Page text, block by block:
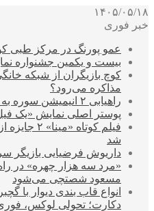
۱۴۰۵/۰۵/۱۸
خبر فوری
عمو پورنگ در مرکز طبی
بیست و یکمین جشنواره
کوچ بازیگران از شبکه
مذاکره می‌رود؟
راهیابی ۲ انیمیشن سوره به سی‌امین جشنواره فیلم رود آیلند
پوستر اصلی نمایش «یک
فیلم
شد
داریوش فرضیایی بازیگر
«مرد سه هزار چهره» در
مسعود شصتچی می‌شود
انواع قاب بندی دیوار با
دکارت؛ تحولی لوکس،